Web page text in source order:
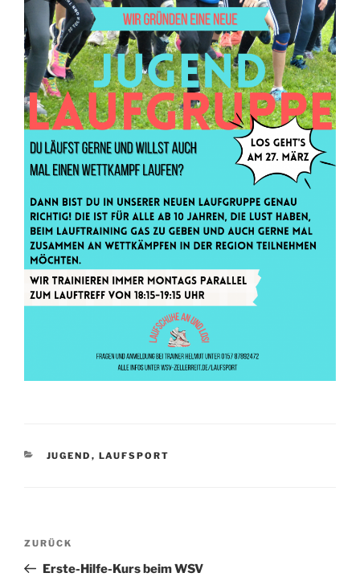
KATEGORIEN
JUGEND , LAUFSPORT
Beitragsnavigation
Vorheriger
Beitrag
ZURÜCK
Erste-Hilfe-Kurs beim WSV